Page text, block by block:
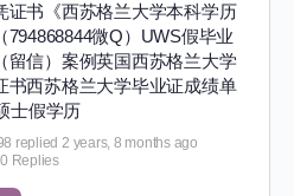
证书《西苏格兰大学本科学历
794868844微Q）UWS假毕业
留信）案例英国西苏格兰大学
书西苏格兰大学毕业证成绩单
士假学历
replied 2 years, 8 months ago
0 Replies